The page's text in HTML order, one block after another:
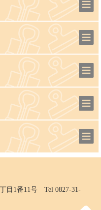
目1番11号 Tel 0827-31-